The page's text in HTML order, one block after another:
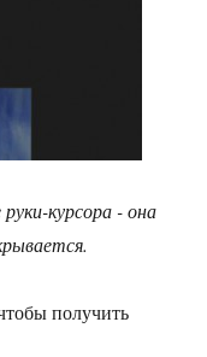
курсора - она
получить